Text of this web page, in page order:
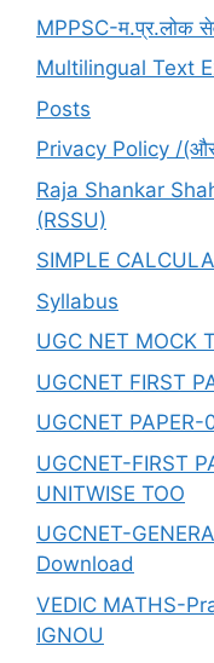
MPPSC-म.प्र.लोक
Multilingual Text
Posts
Privacy Policy /
Raja Shankar
(RSSU)
SIMPLE
Syllabus
UGC NET MOCK
UGCNET FIRST
UGCNET
UGCNET-FIRST
UNITWISE TOO
UGCNET-
Download
VEDIC MATHS-
IGNOU